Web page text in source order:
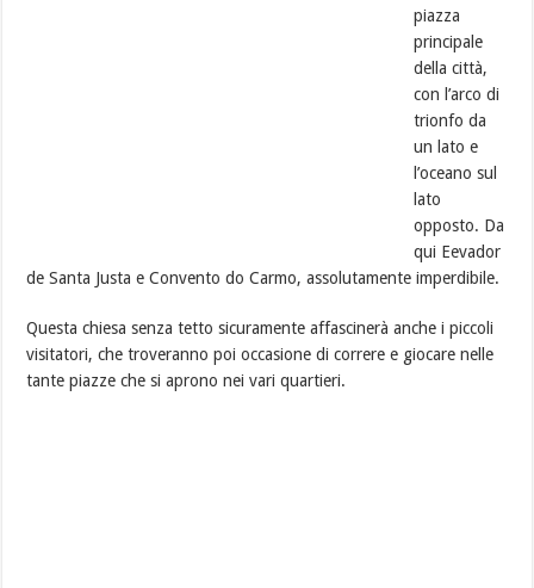
piazza
principale
della città,
con l’arco di
trionfo da
un lato e
l’oceano sul
lato
opposto. Da
qui Eevador
de Santa Justa e Convento do Carmo, assolutamente imperdibile.
Questa chiesa senza tetto sicuramente affascinerà anche i piccoli
visitatori, che troveranno poi occasione di correre e giocare nelle
tante piazze che si aprono nei vari quartieri.